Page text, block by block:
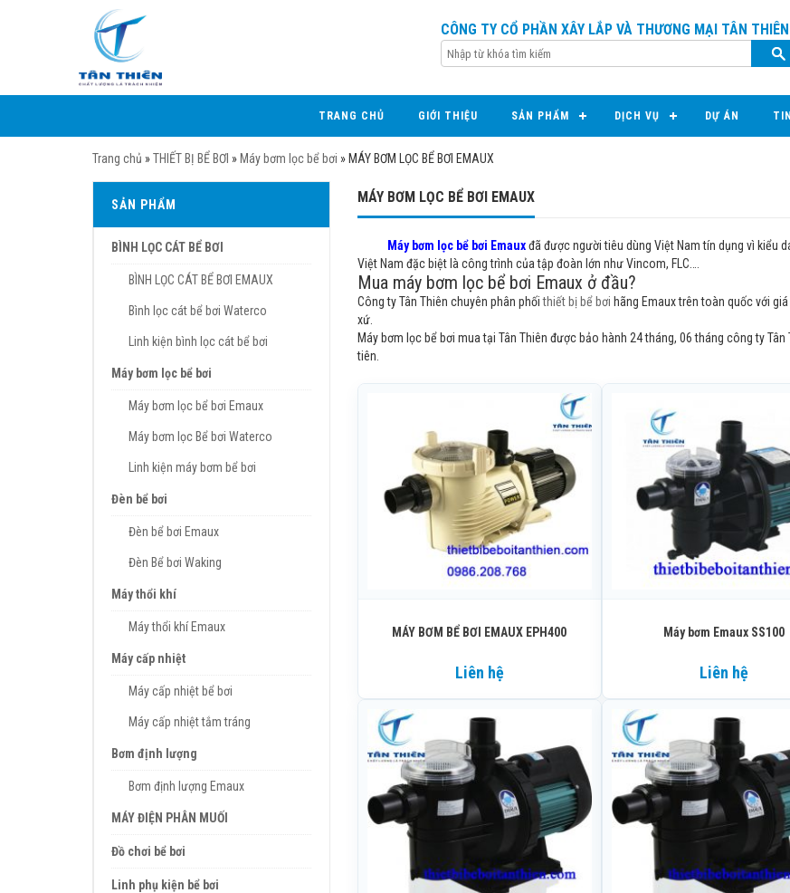
CÔNG TY CỔ PHẦN XÂY LẮP VÀ THƯƠNG MẠI TÂN THIÊN
TRANG CHỦ GIỚI THIỆU SẢN PHẨM DỊCH VỤ DỰ ÁN
Trang chủ »THIẾT BỊ BỂ BƠI » Máy bơm lọc bể bơi » MÁY BƠM LỌC BỂ BƠI EMAUX
SẢN PHẨM
BÌNH LỌC CÁT BỂ BƠI
BÌNH LỌC CÁT BỂ BƠI EMAUX
Bình lọc cát bể bơi Waterco
Linh kiện bình lọc cát bể bơi
Máy bơm lọc bể bơi
Máy bơm lọc bể bơi Emaux
Máy bơm lọc Bể bơi Waterco
Linh kiện máy bơm bể bơi
Đèn bể bơi
Đèn bể bơi Emaux
Đèn Bể bơi Waking
Máy thổi khí
Máy thổi khí Emaux
Máy cấp nhiệt
Máy cấp nhiệt bể bơi
Máy cấp nhiệt tắm tráng
Bơm định lượng
Bơm định lượng Emaux
MÁY ĐIỆN PHÂN MUỐI
Đồ chơi bể bơi
Linh phụ kiện bể bơi
MÁY BƠM LỌC BỂ BƠI EMAUX
Máy bơm lọc bể bơi Emaux đã được người tiêu dùng Việt Nam tín dụng vì kiểu
Việt Nam đặc biệt là công trình của tập đoàn lớn như Vincom, FLC….
Mua máy bơm lọc bể bơi Emaux ở đầu?
Công ty Tân Thiên chuyên phân phốithiết bị bể bơi hãng Emaux trên toàn quốc với
xứ.
Máy bơm lọc bể bơi mua tại Tân Thiên được bảo hành 24 tháng, 06 tháng công ty
tiên.
MÁY BƠM BỂ BƠI EMAUX EPH400
Liên hệ
Máy bơm Emaux SS100
Liên hệ